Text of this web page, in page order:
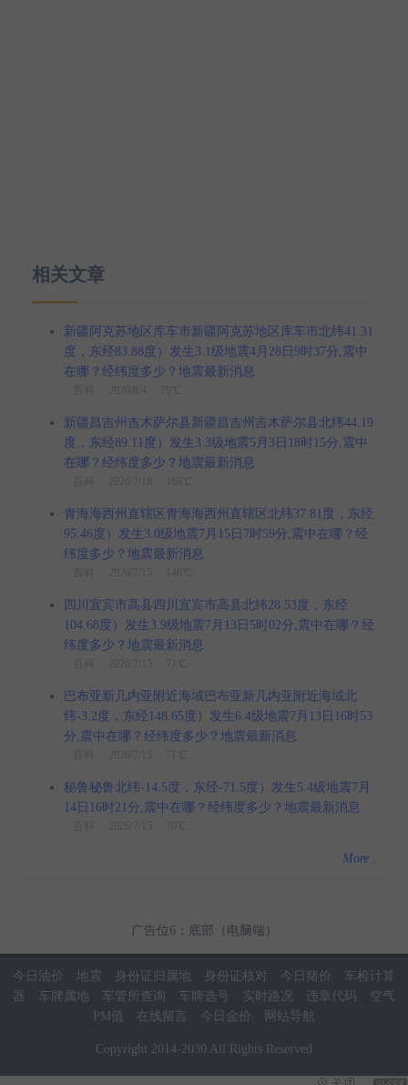
相关文章
新疆阿克苏地区库车市新疆阿克苏地区库车市北纬41.31
度，东经83.88度）发生3.1级地震4月28日9时37分,震中
在哪？经纬度多少？地震最新消息
新疆昌吉州吉木萨尔县新疆昌吉州吉木萨尔县北纬44.19
度，东经89.11度）发生3.3级地震5月3日18时15分,震中
在哪？经纬度多少？地震最新消息
青海海西州直辖区青海海西州直辖区北纬37.81度，东经
95.46度）发生3.0级地震7月15日7时59分,震中在哪？经
纬度多少？地震最新消息
四川宜宾市高县四川宜宾市高县北纬28.53度，东经
104.68度）发生3.9级地震7月13日5时02分,震中在哪？经
纬度多少？地震最新消息
巴布亚新几内亚附近海域巴布亚新几内亚附近海域北
纬-3.2度，东经148.65度）发生6.4级地震7月13日16时53
分,震中在哪？经纬度多少？地震最新消息
秘鲁秘鲁北纬-14.5度，东经-71.5度）发生5.4级地震7月
14日16时21分,震中在哪？经纬度多少？地震最新消息
More
广告位6：底部（电脑端）
今日油价 地震 身份证归属地 身份证核对 今日猪价
车检计算
器
车牌属地 车管所查询 车牌选号 实时路况 违章代码
空气
PM值
在线留言 今日金价 网站导航
Copyright 2014-2030 All Rights Reserved